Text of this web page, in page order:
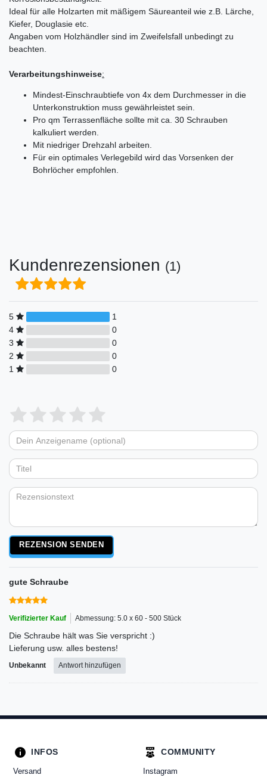
Ideal für alle Holzarten mit mäßigem Säureanteil wie z.B. Lärche,
Kiefer, Douglasie etc.
Angaben vom Holzhändler sind im Zweifelsfall unbedingt zu
beachten.
Verarbeitungshinweise:
Mindest-Einschraubtiefe von 4x dem Durchmesser in die
Unterkonstruktion muss gewährleistet sein.
Pro qm Terrassenfläche sollte mit ca. 30 Schrauben
kalkuliert werden.
Mit niedriger Drehzahl arbeiten.
Für ein optimales Verlegebild wird das Vorsenken der
Bohrlöcher empfohlen.
Kundenrezensionen (1)
5
1
4
0
3
0
2
0
1
0
Bewertungssterne
von
5
Bewertungssternen
4
von
5
Bewertungssternen
3
von
5
Bewertungssternen
2
von
5
Bewertungssternen
1
von
5
Bewertungssternen
Anzeigename
(optional)
REZENSION SENDEN
gute Schraube
Verifizierter Kauf Abmessung: 5.0 x 60 - 500 Stück
Die Schraube hält was Sie verspricht :)
Lieferung usw. alles bestens!
Unbekannt Antwort hinzufügen
INFOS
Versand
COMMUNITY
Instagram